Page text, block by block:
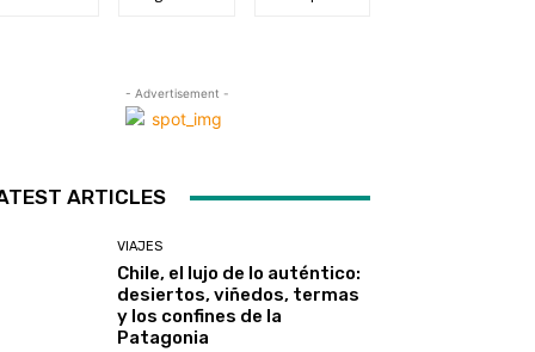
- Advertisement -
ARTICLES
VIAJES
Chile, el lujo de lo auténtico:
desiertos, viñedos, termas
y los confines de la
Patagonia